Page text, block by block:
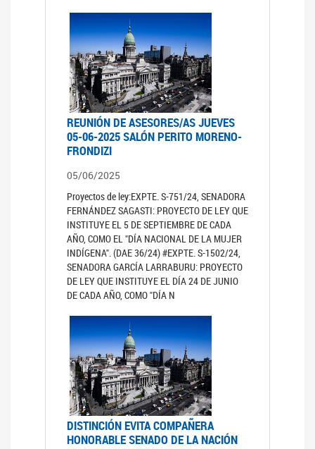
REUNIÓN DE ASESORES/AS JUEVES
05-06-2025 SALÓN PERITO MORENO-
FRONDIZI
05/06/2025
Proyectos de ley:EXPTE. S-751/24, SENADORA
FERNÁNDEZ SAGASTI: PROYECTO DE LEY QUE
INSTITUYE EL 5 DE SEPTIEMBRE DE CADA
AÑO, COMO EL "DÍA NACIONAL DE LA MUJER
INDÍGENA". (DAE 36/24) #EXPTE. S-1502/24,
SENADORA GARCÍA LARRABURU: PROYECTO
DE LEY QUE INSTITUYE EL DÍA 24 DE JUNIO
DE CADA AÑO, COMO "DÍA N
DISTINCIÓN EVITA COMPAÑERA
HONORABLE SENADO DE LA NACIÓN